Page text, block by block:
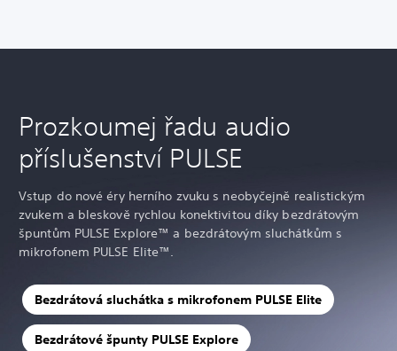
Prozkoumej řadu audio
příslušenství PULSE
Vstup do nové éry herního zvuku s neobyčejně realistickým
zvukem a bleskově rychlou konektivitou díky bezdrátovým
špuntům PULSE Explore™ a bezdrátovým sluchátkům s
mikrofonem PULSE Elite™.
Bezdrátová sluchátka s mikrofonem PULSE Elite
Bezdrátové špunty PULSE Explore